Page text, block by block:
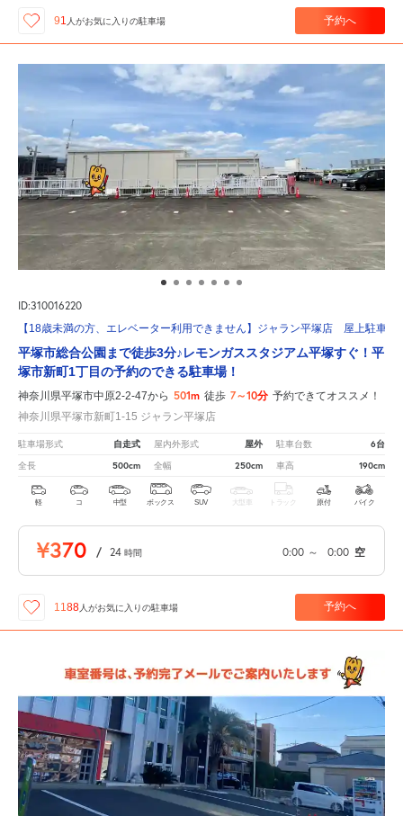
91 人がお気に入りの駐車場 予約へ
ID:310016220
【18歳未満の方、エレベーター利用できません】ジャラン平塚店 屋上駐車場
平塚市総合公園まで徒歩3分♪レモンガススタジアム平塚すぐ！平
塚市新町1丁目の予約のできる駐車場！
神奈川県平塚市中原2-2-47から 501m 徒歩 7～10分 予約できてオススメ！
神奈川県平塚市新町1-15 ジャラン平塚店
駐車場形式 自走式 屋内外形式 屋外 駐車台数 6台
全長 500cm 全幅 250cm 車高 190cm
軽 コ 中型 ボックス SUV 大型車 トラック 原付 バイク
¥370 / 24 時間 0:00 ～ 0:00 空
1188 人がお気に入りの駐車場 予約へ